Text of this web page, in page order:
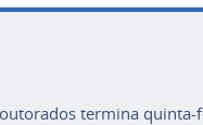
termina quinta-